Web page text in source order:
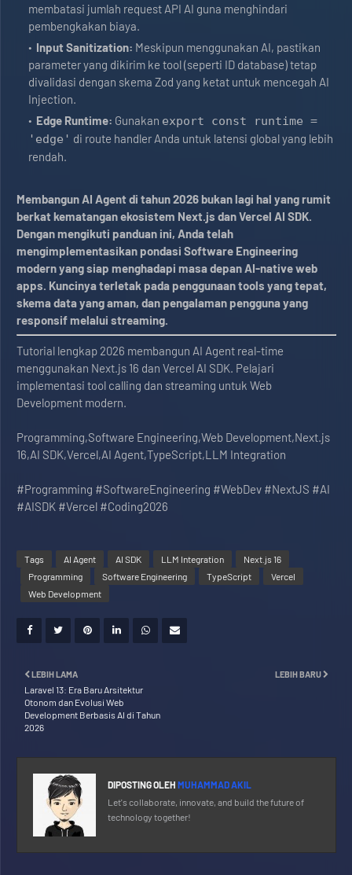
membatasi jumlah request API AI guna menghindari
pembengkakan biaya.
Input Sanitization: Meskipun menggunakan AI, pastikan
parameter yang dikirim ke tool (seperti ID database) tetap
divalidasi dengan skema Zod yang ketat untuk mencegah AI
Injection.
Edge Runtime: Gunakan export const runtime =
'edge' di route handler Anda untuk latensi global yang lebih
rendah.
Membangun AI Agent di tahun 2026 bukan lagi hal yang rumit
berkat kematangan ekosistem Next.js dan Vercel AI SDK.
Dengan mengikuti panduan ini, Anda telah
mengimplementasikan pondasi Software Engineering
modern yang siap menghadapi masa depan AI-native web
apps. Kuncinya terletak pada penggunaan tools yang tepat,
skema data yang aman, dan pengalaman pengguna yang
responsif melalui streaming.
Tutorial lengkap 2026 membangun AI Agent real-time
menggunakan Next.js 16 dan Vercel AI SDK. Pelajari
implementasi tool calling dan streaming untuk Web
Development modern.
Programming,Software Engineering,Web Development,Next.js
16,AI SDK,Vercel,AI Agent,TypeScript,LLM Integration
#Programming #SoftwareEngineering #WebDev #NextJS #AI
#AISDK #Vercel #Coding2026
Tags AI Agent AI SDK LLM Integration
Next.js 16
Programming
Software Engineering TypeScript
Vercel
Web Development
LEBIH BARU
LEBIH LAMA
Laravel 13: Era Baru Arsitektur
Otonom dan Evolusi Web
Development Berbasis AI di Tahun
2026
DIPOSTING OLEH MUHAMMAD AKIL
Let's collaborate, innovate, and build the future of
technology together!